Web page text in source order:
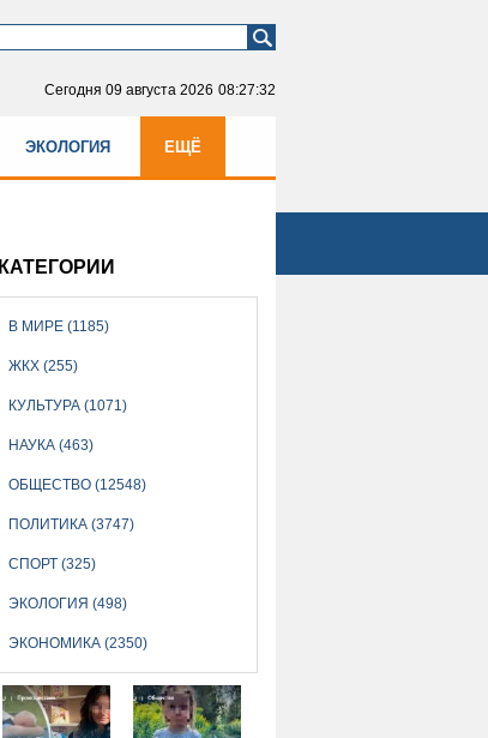
Сегодня 09 августа 2026 08:27:32
ЭКОЛОГИЯ ЕЩЁ
КАТЕГОРИИ
В МИРЕ (1185)
ЖКХ (255)
КУЛЬТУРА (1071)
НАУКА (463)
ОБЩЕСТВО (12548)
ПОЛИТИКА (3747)
СПОРТ (325)
ЭКОЛОГИЯ (498)
ЭКОНОМИКА (2350)